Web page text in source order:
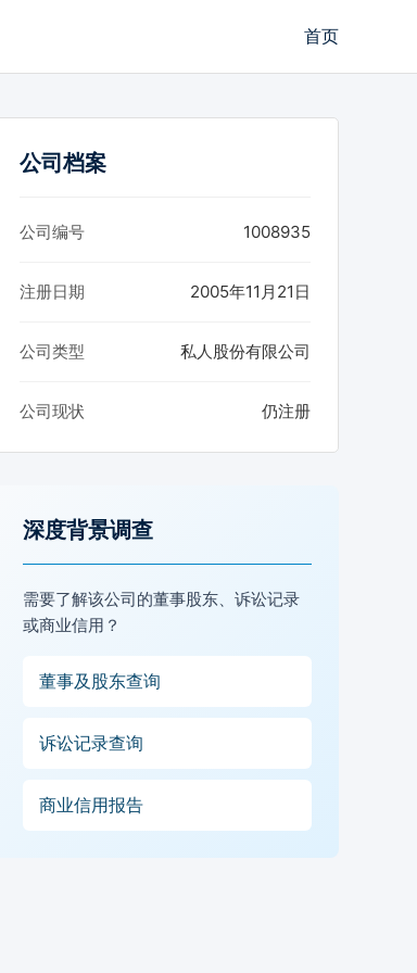
首页
公司档案
公司编号 1008935
注册日期 2005年11月21日
公司类型 私人股份有限公司
公司现状 仍注册
深度背景调查
需要了解该公司的董事股东、诉讼记录
或商业信用？
董事及股东查询
诉讼记录查询
商业信用报告